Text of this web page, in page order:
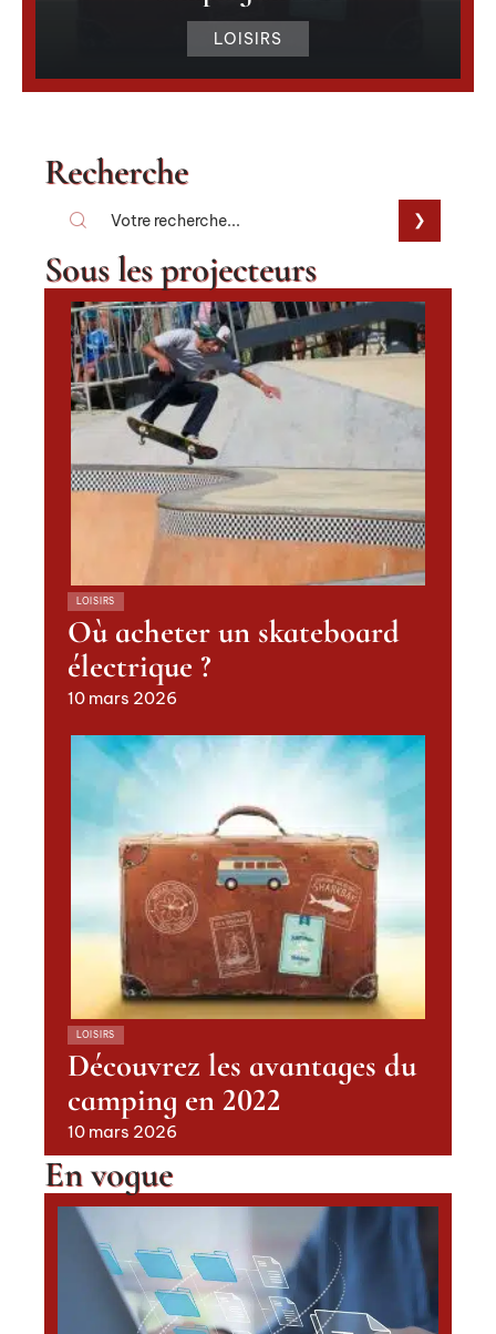
Découvrez les avantages du
camping en 2022
LOISIRS
Recherche
Sous les projecteurs
Où acheter un skateboard
électrique ?
10 mars 2026